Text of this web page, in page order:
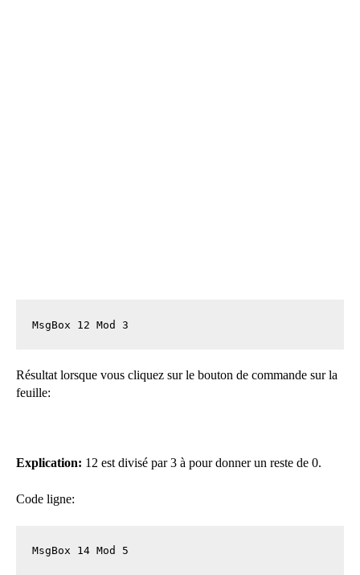
MsgBox 12 Mod 3
Résultat lorsque vous cliquez sur le bouton de commande sur la
feuille:
Explication: 12 est divisé par 3 à pour donner un reste de 0.
Code ligne:
MsgBox 14 Mod 5